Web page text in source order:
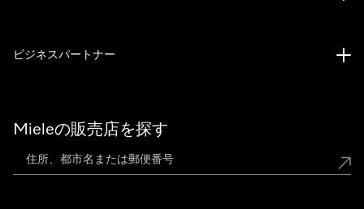
Mieleの販売店を探す
ビジネスパートナー